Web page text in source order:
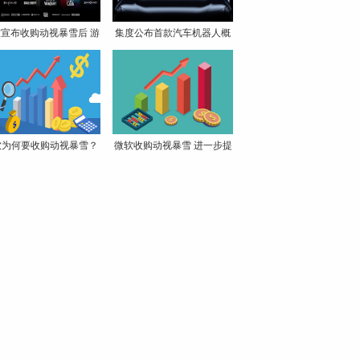
布收购动视暴雪后 游
集度公布首款汽车机器人概
念
何要收购动视暴雪？
微软收购动视暴雪 进一步提